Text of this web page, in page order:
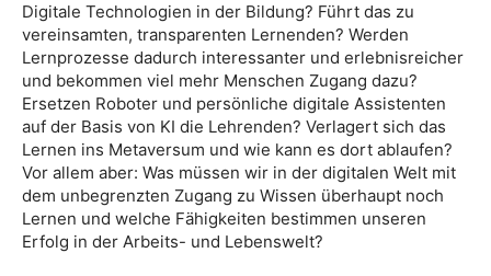
Digitale Technologien in der Bildung? Führt das zu
vereinsamten, transparenten Lernenden? Werden
Lernprozesse dadurch interessanter und erlebnisreicher
und bekommen viel mehr Menschen Zugang dazu?
Ersetzen Roboter und persönliche digitale Assistenten
auf der Basis von KI die Lehrenden? Verlagert sich das
Lernen ins Metaversum und wie kann es dort ablaufen?
Vor allem aber: Was müssen wir in der digitalen Welt mit
dem unbegrenzten Zugang zu Wissen überhaupt noch
Lernen und welche Fähigkeiten bestimmen unseren
Erfolg in der Arbeits- und Lebenswelt?